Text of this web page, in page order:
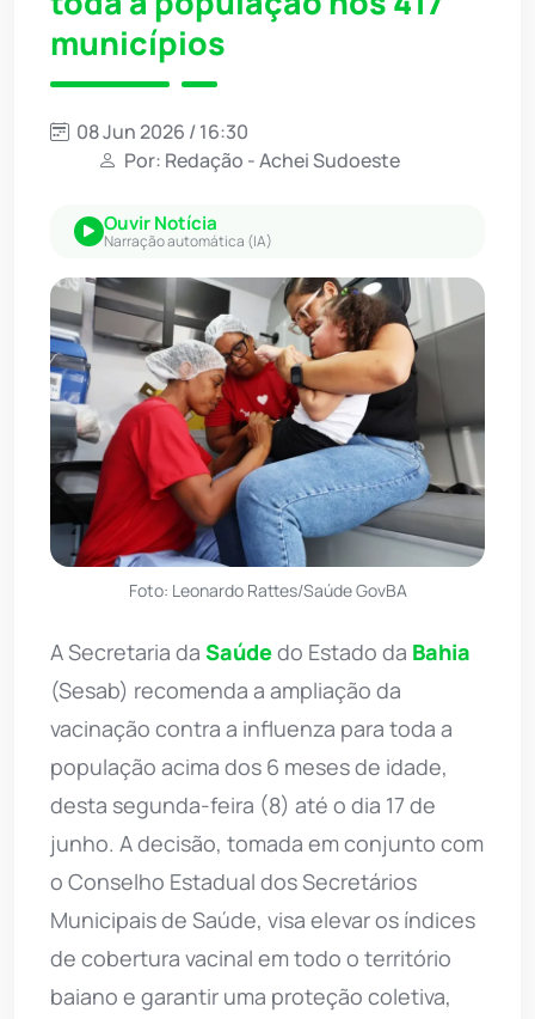
municípios
08 Jun 2026 / 16:30
Por: Redação - Achei Sudoeste
Ouvir Notícia
Narração automática (IA)
Foto: Leonardo Rattes/Saúde GovBA
A Secretaria da Saúdedo Estado da Bahia
(Sesab) recomenda a ampliação da
vacinação contra a influenza para toda a
população acima dos 6 meses de idade,
desta segunda-feira (8) até o dia 17 de
junho. A decisão, tomada em conjunto com
o Conselho Estadual dos Secretários
Municipais de Saúde, visa elevar os índices
de cobertura vacinal em todo o território
baiano e garantir uma proteção coletiva,